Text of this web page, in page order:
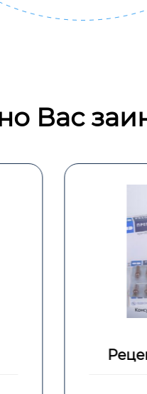
Вас
Рецепт на